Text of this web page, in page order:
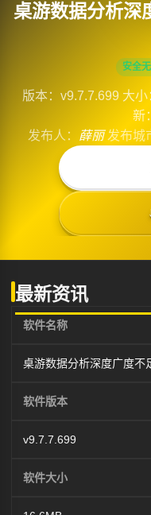
桌游数据分析深
安全
版本：v9.7.7.699 大小
新
发布人： 薛丽 发布城
最新资讯
软件名称
桌游数据分析深度广度不
软件版本
v9.7.7.699
软件大小